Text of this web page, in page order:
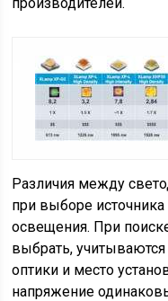
Различия между
при выборе
освещения. При
выбрать, учитываются
оптики и место
напряжение